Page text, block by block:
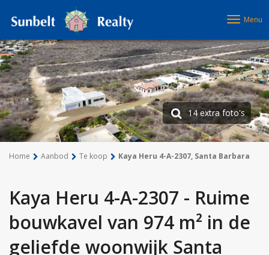
Menu
14 extra foto's
Home Aanbod Te koop Kaya Heru 4-A-2307, Santa Barbara
Kaya Heru 4-A-2307 - Ruime
bouwkavel van 974 m² in de
geliefde woonwijk Santa